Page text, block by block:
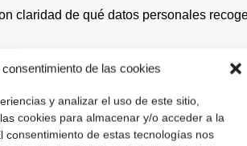
de las cookies
y analizar el uso de este sitio,
cookies para almacenar y/o acceder a la
consentimiento de estas tecnologías nos
claridad de qué datos personales
y novedades en el sector.